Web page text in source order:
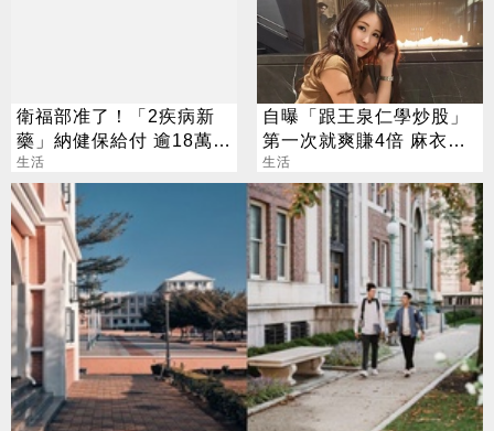
衛福部准了！「2疾病新
藥」納健保給付 逾18萬人
受惠
生活
自曝「跟王泉仁學炒股」
第一次就爽賺4倍 麻衣：
感謝指導
生活